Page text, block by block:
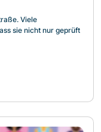
Viele
sie nicht nur geprüft